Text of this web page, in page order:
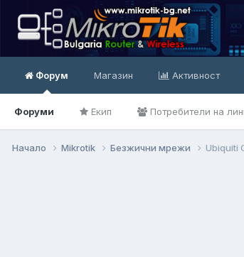
Форум
Форуми Екип Потребители на
Магазин Активност
Начало Mikrotik Безжични мрежи Ubiquiti